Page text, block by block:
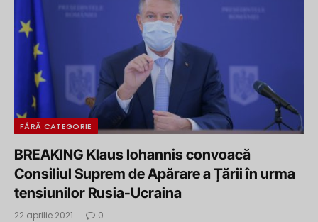
FĂRĂ CATEGORIE
BREAKING Klaus Iohannis convoacă
Consiliul Suprem de Apărare a Țării în urma
tensiunilor Rusia-Ucraina
22 aprilie 2021 0